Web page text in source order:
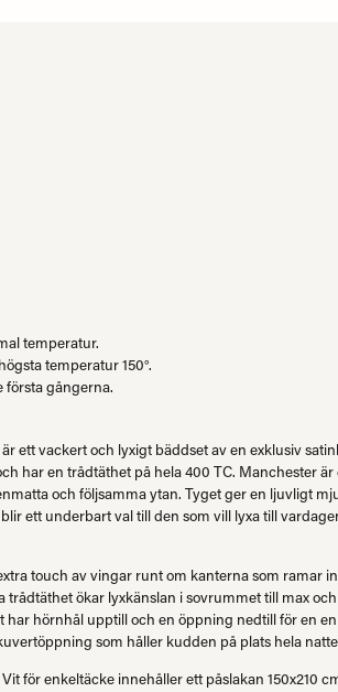
temperatur.
temperatur 150°.
första gångerna.
ett vackert och lyxigt bäddset av en exklusiv
har en trådtäthet på hela 400 TC. Manchester
och följsamma ytan. Tyget ger en ljuvligt
ett underbart val till den som vill lyxa till
touch av vingar runt om kanterna som ramar
trådtäthet ökar lyxkänslan i sovrummet till max
har hörnhål upptill och en öppning nedtill för en
som håller kudden på plats hela
för enkeltäcke innehåller ett påslakan 150x210